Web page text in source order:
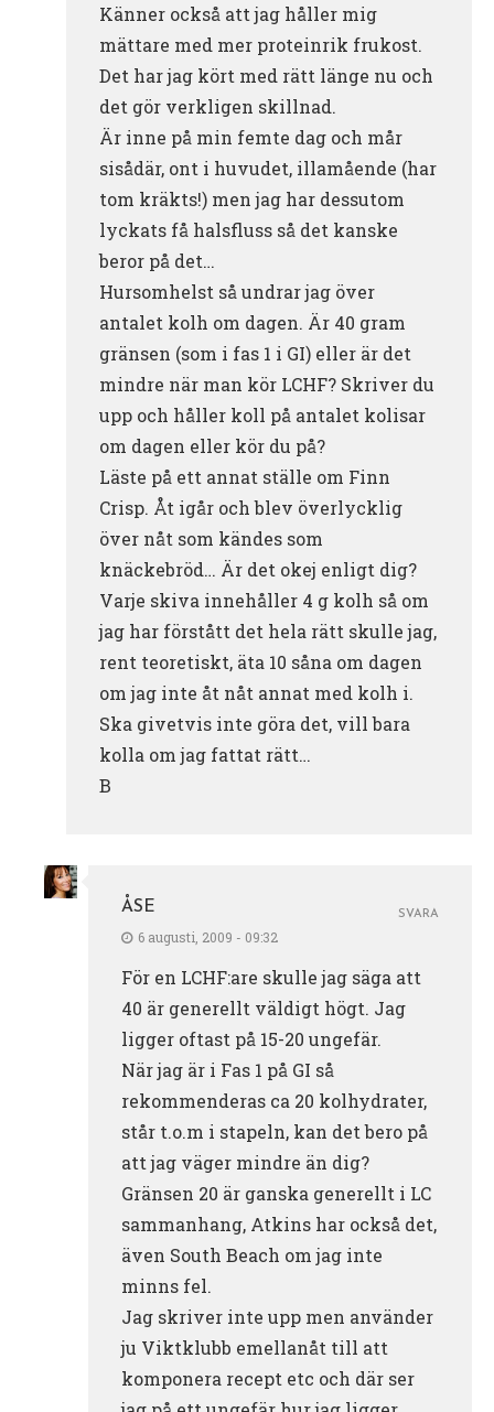
Känner också att jag håller mig
mättare med mer proteinrik frukost.
Det har jag kört med rätt länge nu och
det gör verkligen skillnad.
Är inne på min femte dag och mår
sisådär, ont i huvudet, illamående (har
tom kräkts!) men jag har dessutom
lyckats få halsfluss så det kanske
beror på det…
Hursomhelst så undrar jag över
antalet kolh om dagen. Är 40 gram
gränsen (som i fas 1 i GI) eller är det
mindre när man kör LCHF? Skriver du
upp och håller koll på antalet kolisar
om dagen eller kör du på?
Läste på ett annat ställe om Finn
Crisp. Åt igår och blev överlycklig
över nåt som kändes som
knäckebröd… Är det okej enligt dig?
Varje skiva innehåller 4 g kolh så om
jag har förstått det hela rätt skulle jag,
rent teoretiskt, äta 10 såna om dagen
om jag inte åt nåt annat med kolh i.
Ska givetvis inte göra det, vill bara
kolla om jag fattat rätt…
B
ÅSE
6 augusti, 2009 - 09:32
För en LCHF:are skulle jag säga att
40 är generellt väldigt högt. Jag
ligger oftast på 15-20 ungefär.
När jag är i Fas 1 på GI så
rekommenderas ca 20 kolhydrater,
står t.o.m i stapeln, kan det bero på
att jag väger mindre än dig?
Gränsen 20 är ganska generellt i LC
sammanhang, Atkins har också det,
även South Beach om jag inte
minns fel.
Jag skriver inte upp men använder
ju Viktklubb emellanåt till att
komponera recept etc och där ser
SVARA